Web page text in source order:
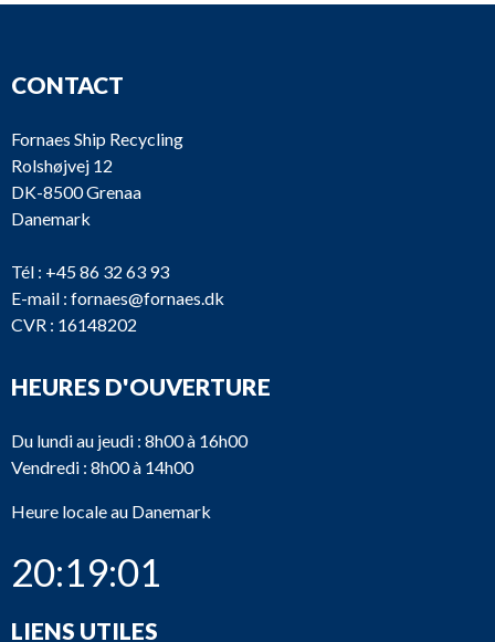
CONTACT
Fornaes Ship Recycling
Rolshøjvej 12
DK-8500 Grenaa
Danemark
Tél : +45 86 32 63 93
E-mail : fornaes@fornaes.dk
CVR : 16148202
HEURES D'OUVERTURE
Du lundi au jeudi : 8h00 à 16h00
Vendredi : 8h00 à 14h00
Heure locale au Danemark
20:19:01
LIENS UTILES